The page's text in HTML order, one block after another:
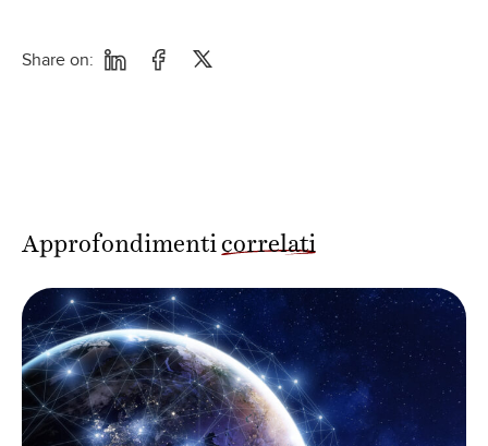
Share on:
Approfondimenti correlati